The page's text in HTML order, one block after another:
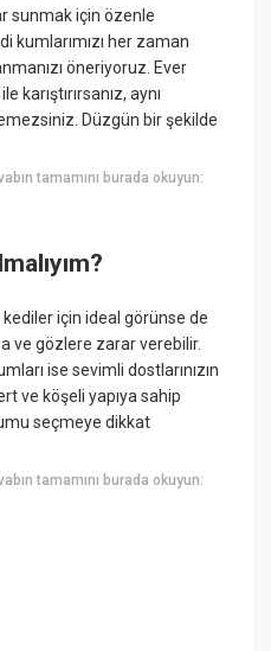
sunmak için özenle
kumlarımızı her zaman
öneriyoruz. Ever
karıştırırsanız, aynı
Düzgün bir şekilde
tamamını burada okuyun:
için ideal görünse de
ve gözlere zarar verebilir.
ise sevimli dostlarınızın
ve köşeli yapıya sahip
seçmeye dikkat
tamamını burada okuyun: